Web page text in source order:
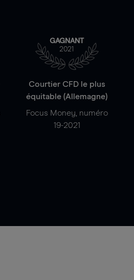
GAGNANT
2021
Courtier CFD le plus
équitable (Allemagne)
Focus Money, numéro
19-2021